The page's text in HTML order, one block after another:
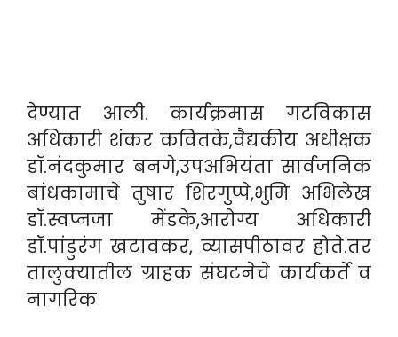
देण्यात आली. कार्यक्रमास गटविकास
अधिकारी शंकर कवितके,वैद्यकीय अधीक्षक
डॉ.नंदकुमार बनगे,उपअभियंता सार्वजनिक
बांधकामाचे तुषार शिरगुप्पे,भुमि अभिलेख
डॉ.स्वप्नजा मेंडके,आरोग्य अधिकारी
डॉ.पांडुरंग खटावकर, व्यासपीठावर होते.तर
तालुक्यातील ग्राहक संघटनेचे कार्यकर्ते व
नागरिक